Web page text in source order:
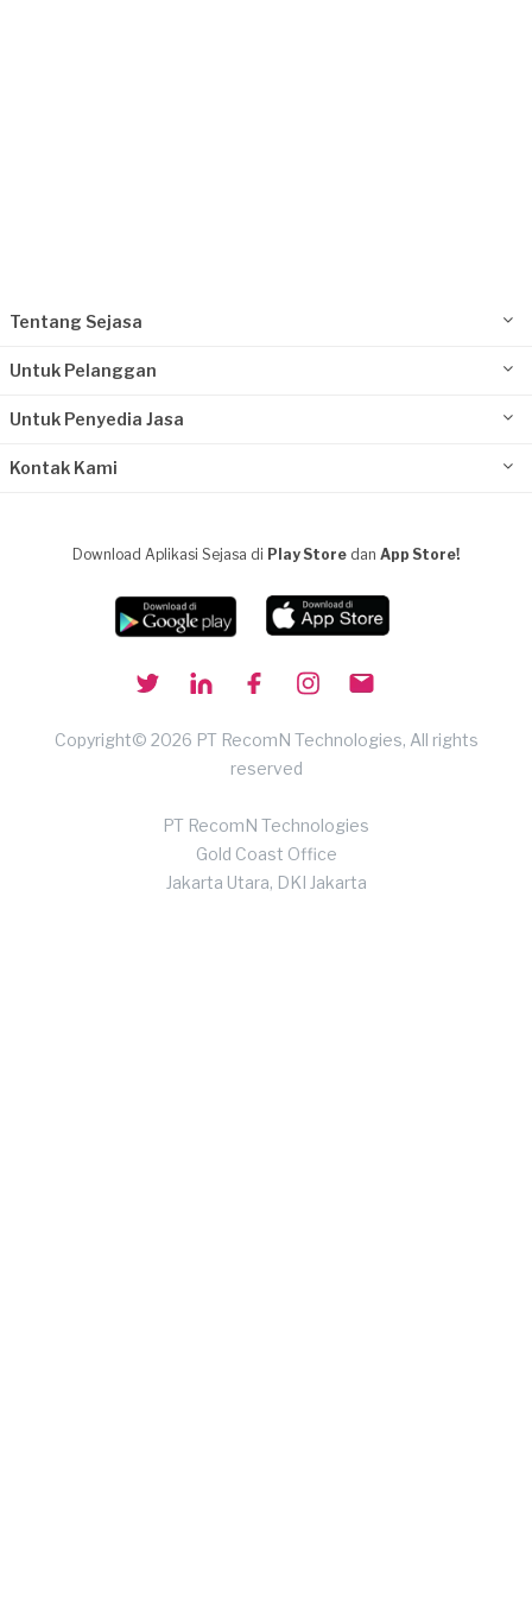
Tentang Sejasa
Untuk Pelanggan
Untuk Penyedia Jasa
Kontak Kami
Download Aplikasi Sejasa di Play Store dan App Store!
Copyright© 2026 PT RecomN Technologies, All rights
reserved
PT RecomN Technologies
Gold Coast Office
Jakarta Utara, DKI Jakarta